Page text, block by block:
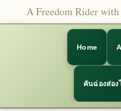
A Freedom Rider
Home
คันฉ่องส่อง